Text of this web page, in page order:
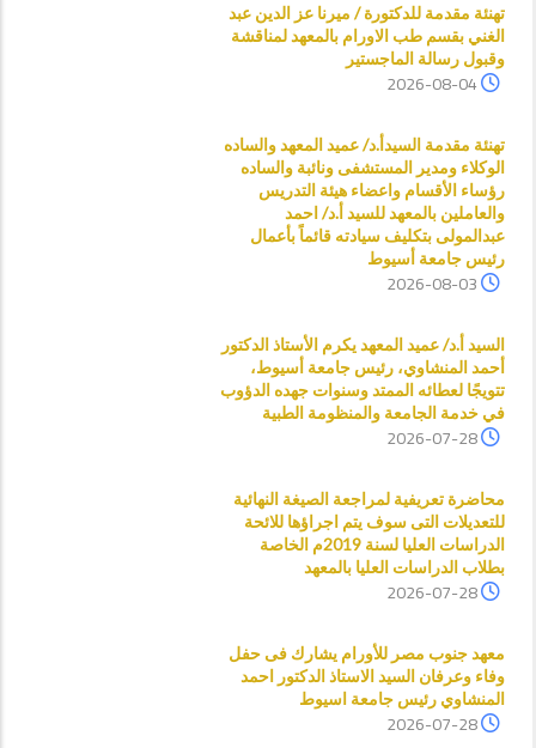
تهنئة مقدمة للدكتورة / ميرنا عز الدين عبد
الغني بقسم طب الاورام بالمعهد لمناقشة
وقبول رسالة الماجستير
2026-08-04
تهنئة مقدمة السيدأ.د/ عميد المعهد والساده
الوكلاء ومدير المستشفى ونائبة والساده
رؤساء الأقسام واعضاء هيئة التدريس
والعاملين بالمعهد للسيد أ.د/ احمد
عبدالمولى بتكليف سيادته قائماً بأعمال
رئيس جامعة أسيوط
2026-08-03
السيد أ.د/ عميد المعهد يكرم الأستاذ الدكتور
أحمد المنشاوي، رئيس جامعة أسيوط،
تتويجًا لعطائه الممتد وسنوات جهده الدؤوب
في خدمة الجامعة والمنظومة الطبية
2026-07-28
محاضرة تعريفية لمراجعة الصيغة النهائية
للتعديلات التى سوف يتم اجراؤها للائحة
الدراسات العليا لسنة 2019م الخاصة
بطلاب الدراسات العليا بالمعهد
2026-07-28
معهد جنوب مصر للأورام يشارك فى حفل
وفاء وعرفان السيد الاستاذ الدكتور احمد
المنشاوي رئيس جامعة اسيوط
2026-07-28